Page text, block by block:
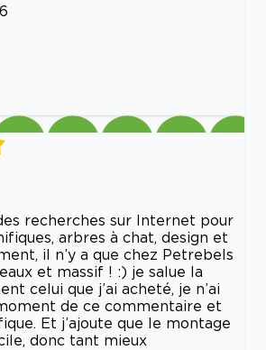
recherches sur Internet pour
arbres à chat, design et
il n’y a que chez Petrebels
et massif ! :) je salue la
celui que j’ai acheté, je n’ai
de ce commentaire et
Et j’ajoute que le montage
donc tant mieux